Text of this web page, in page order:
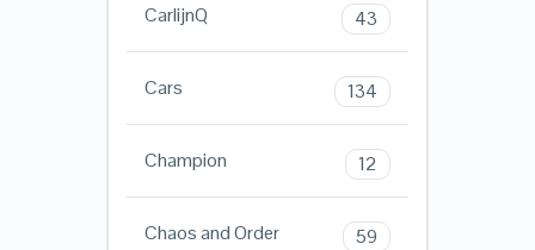
CarlijnQ 43
Cars 134
Champion 12
Chaos and Order 59